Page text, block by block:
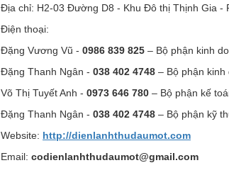
Địa chỉ: H2-03 Đường D8 - Khu Đô thị Thịnh Gia -
Điện thoại:
Đặng Vương Vũ - 0986 839 825 – Bộ phận kinh
Đặng Thanh Ngân - 038 402 4748 – Bộ phận kinh
Võ Thị Tuyết Anh - 0973 646 780 – Bộ phận kế
Đặng Thanh Ngân - 038 402 4748 – Bộ phận kỹ
Website: http://dienlanhthudaumot.com
Email: codienlanhthudaumot@gmail.com